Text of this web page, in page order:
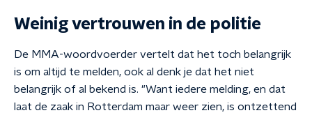
Weinig vertrouwen in de politie
De MMA-woordvoerder vertelt dat het toch belangrijk
is om altijd te melden, ook al denk je dat het niet
belangrijk of al bekend is. "Want iedere melding, en dat
laat de zaak in Rotterdam maar weer zien, is ontzettend